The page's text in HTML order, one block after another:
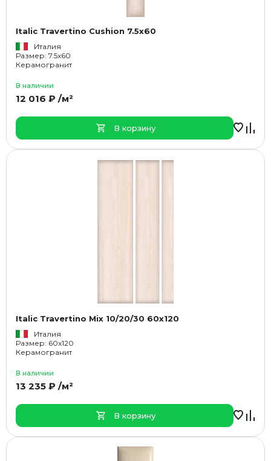
Italic Travertino Cushion 7.5x60
Италия
Размер: 7.5x60
Керамогранит
В наличии
12 016 ₽ /м²
В корзину
Italic Travertino Mix 10/20/30 60x120
Италия
Размер: 60x120
Керамогранит
В наличии
13 235 ₽ /м²
В корзину